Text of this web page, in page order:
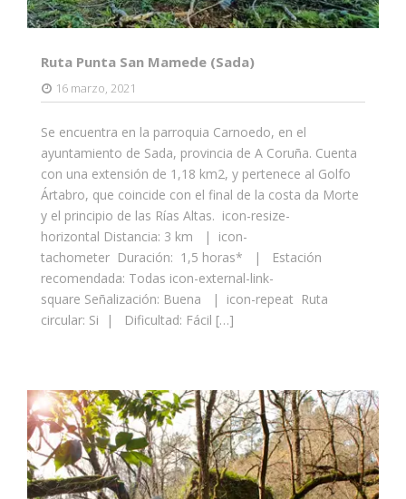
Ruta Punta San Mamede (Sada)
16 marzo, 2021
Se encuentra en la parroquia Carnoedo, en el
ayuntamiento de Sada, provincia de A Coruña. Cuenta
con una extensión de 1,18 km2, y pertenece al Golfo
Ártabro, que coincide con el final de la costa da Morte
y el principio de las Rías Altas. icon-resize-
horizontal Distancia: 3 km | icon-
tachometer Duración: 1,5 horas* | Estación
recomendada: Todas icon-external-link-
square Señalización: Buena | icon-repeat Ruta
circular: Si | Dificultad: Fácil […]